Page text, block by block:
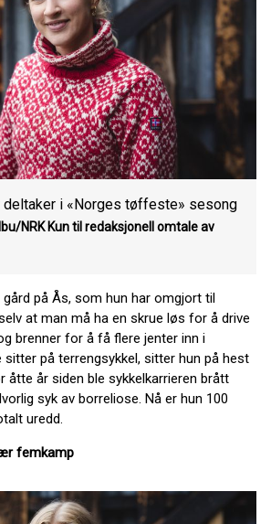
deltaker i «Norges tøffeste» sesong
NRK Kun til redaksjonell omtale av
på Ås, som hun har omgjort til
at man må ha en skrue løs for å drive
brenner for å få flere jenter inn i
sitter på terrengsykkel, sitter hun på hest
åtte år siden ble sykkelkarrieren brått
syk av borreliose. Nå er hun 100
uredd.
femkamp